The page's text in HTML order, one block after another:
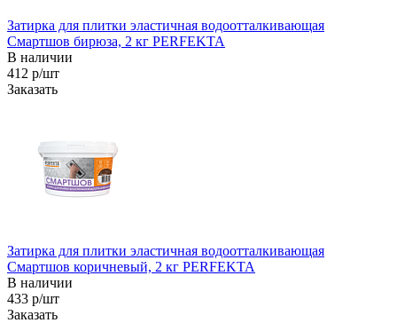
Затирка для плитки эластичная водоотталкивающая
Смартшов бирюза, 2 кг PERFEKTA
В наличии
412 р/шт
Заказать
Затирка для плитки эластичная водоотталкивающая
Смартшов коричневый, 2 кг PERFEKTA
В наличии
433 р/шт
Заказать